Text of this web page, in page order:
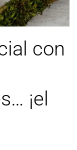
con
¡el